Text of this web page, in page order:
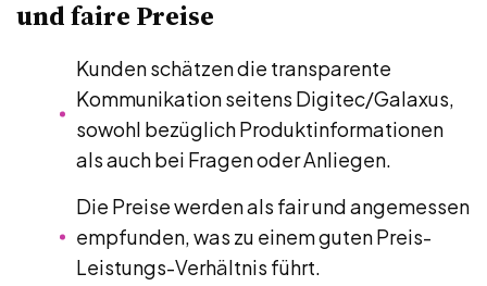
und faire Preise
Kunden schätzen die transparente
Kommunikation seitens Digitec/Galaxus,
sowohl bezüglich Produktinformationen
als auch bei Fragen oder Anliegen.
Die Preise werden als fair und angemessen
empfunden, was zu einem guten Preis-
Leistungs-Verhältnis führt.